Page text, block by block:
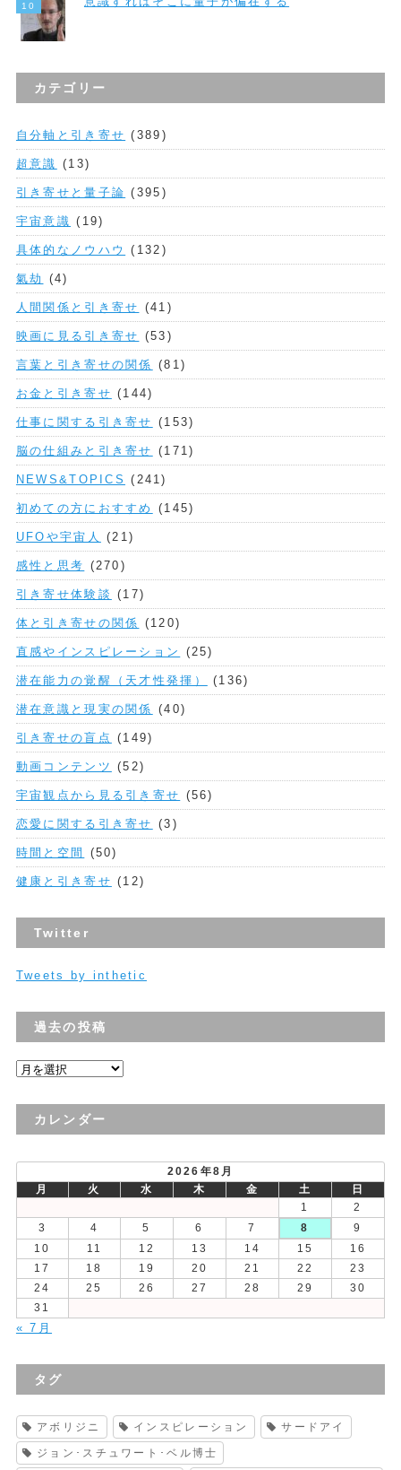
カテゴリー
自分軸と引き寄せ (389)
超意識 (13)
引き寄せと量子論 (395)
宇宙意識 (19)
具体的なノウハウ (132)
氣劫 (4)
人間関係と引き寄せ (41)
映画に見る引き寄せ (53)
言葉と引き寄せの関係 (81)
お金と引き寄せ (144)
仕事に関する引き寄せ (153)
脳の仕組みと引き寄せ (171)
NEWS&TOPICS (241)
初めての方におすすめ (145)
UFOや宇宙人 (21)
感性と思考 (270)
引き寄せ体験談 (17)
体と引き寄せの関係 (120)
直感やインスピレーション (25)
潜在能力の覚醒（天才性発揮） (136)
潜在意識と現実の関係 (40)
引き寄せの盲点 (149)
動画コンテンツ (52)
宇宙観点から見る引き寄せ (56)
恋愛に関する引き寄せ (3)
時間と空間 (50)
健康と引き寄せ (12)
Twitter
Tweets by inthetic
過去の投稿
過
の
カレンダー
2026年8月
月
火 水 木 金 土
日
1
2
3
4 5 6 7 8
9
10
11 12 13 14 15
16
17
18 19 20 21 22
23
24
25 26 27 28 29
30
31
« 7月
タグ
アボリジニ インスピレーション サードアイ
ジョン･スチュワート･ベル博士